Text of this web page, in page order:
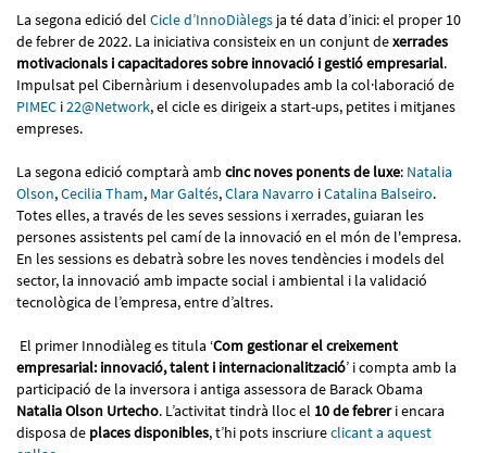
La segona edició del Cicle d’InnoDiàlegs ja té data d’inici: el proper 10
de febrer de 2022. La iniciativa consisteix en un conjunt dexerrades
motivacionals i capacitadores sobre innovació i gestió empresarial.
Impulsat pel Cibernàrium i desenvolupades amb la col·laboració de
PIMEC i22@Network, el cicle es dirigeix a start-ups, petites i mitjanes
empreses.
La segona edició comptarà amb cinc noves ponents de luxe: Natalia
Olson,Cecilia Tham, Mar Galtés,Clara Navarro iCatalina Balseiro.
Totes elles, a través de les seves sessions i xerrades, guiaran les
persones assistents pel camí de la innovació en el món de l'empresa.
En les sessions es debatrà sobre les noves tendències i models del
sector, la innovació amb impacte social i ambiental i la validació
tecnològica de l’empresa, entre d’altres.
El primer Innodiàleg es titula ‘Com gestionar el creixement
empresarial: innovació, talent i internacionalització’ i compta amb la
participació de la inversora i antiga assessora de Barack Obama
Natalia Olson Urtecho. L’activitat tindrà lloc el 10 de febreri encara
disposa de places disponibles, t’hi pots inscriureclicant a aquest